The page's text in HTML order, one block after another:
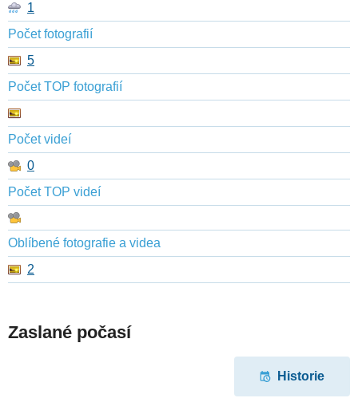
1
Počet fotografií
5
Počet TOP fotografií
Počet videí
0
Počet TOP videí
Oblíbené fotografie a videa
2
Zaslané počasí
Historie